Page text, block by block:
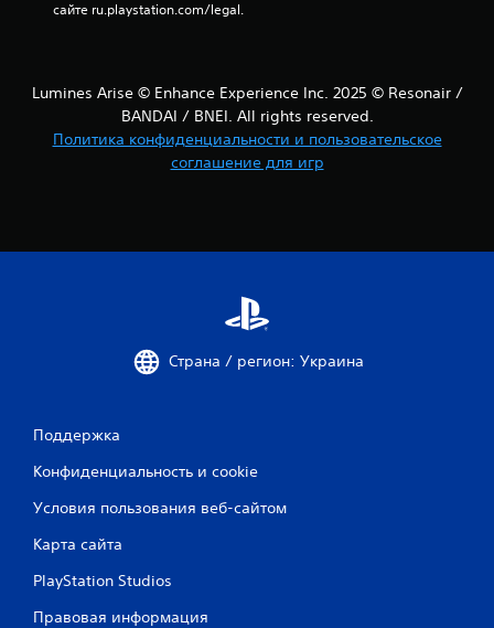
н
о
сайте ru.playstation.com/legal.
Lumines Arise © Enhance Experience Inc. 2025 © Resonair /
BANDAI / BNEI. All rights reserved.
Политика конфиденциальности и пользовательское
соглашение для игр
Страна / регион: Украина
Поддержка
Конфиденциальность и cookie
Условия пользования веб-сайтом
Карта сайта
PlayStation Studios
Правовая информация